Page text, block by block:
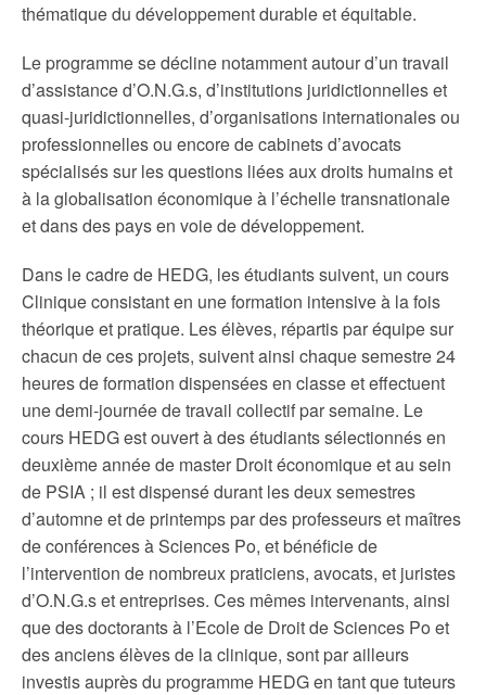
thématique du développement durable et équitable.
Le programme se décline notamment autour d’un travail
d’assistance d’O.N.G.s, d’institutions juridictionnelles et
quasi-juridictionnelles, d’organisations internationales ou
professionnelles ou encore de cabinets d’avocats
spécialisés sur les questions liées aux droits humains et
à la globalisation économique à l’échelle transnationale
et dans des pays en voie de développement.
Dans le cadre de HEDG, les étudiants suivent, un cours
Clinique consistant en une formation intensive à la fois
théorique et pratique. Les élèves, répartis par équipe sur
chacun de ces projets, suivent ainsi chaque semestre 24
heures de formation dispensées en classe et effectuent
une demi-journée de travail collectif par semaine. Le
cours HEDG est ouvert à des étudiants sélectionnés en
deuxième année de master Droit économique et au sein
de PSIA ; il est dispensé durant les deux semestres
d’automne et de printemps par des professeurs et maîtres
de conférences à Sciences Po, et bénéficie de
l’intervention de nombreux praticiens, avocats, et juristes
d’O.N.G.s et entreprises. Ces mêmes intervenants, ainsi
que des doctorants à l’Ecole de Droit de Sciences Po et
des anciens élèves de la clinique, sont par ailleurs
investis auprès du programme HEDG en tant que tuteurs